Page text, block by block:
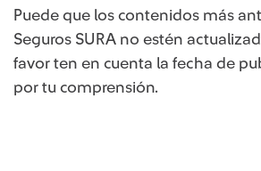
Puede que los contenidos más
Seguros SURA no estén
favor ten en cuenta la fecha de
por tu comprensión. ​